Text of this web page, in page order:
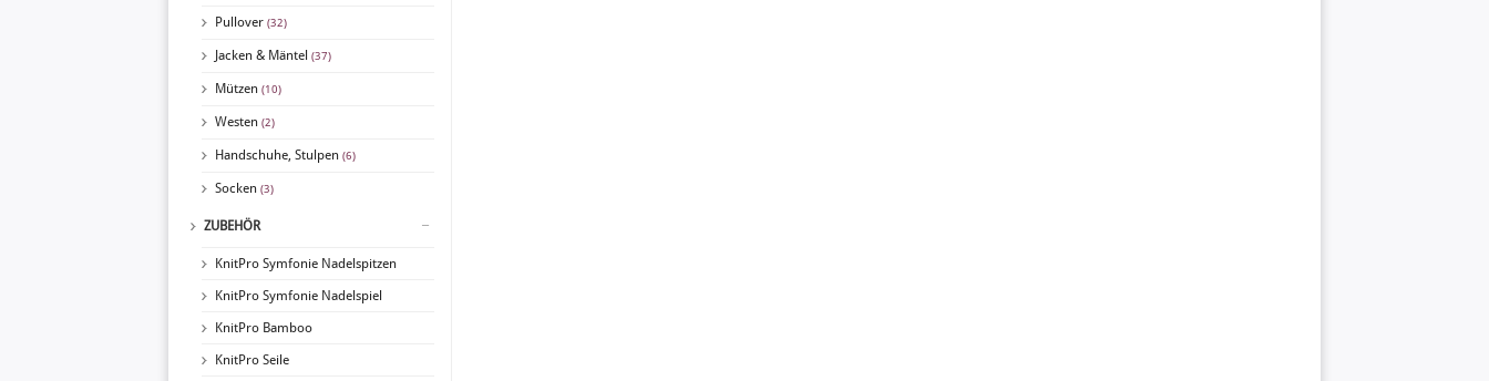
Pullover (32)
Jacken & Mäntel (37)
Mützen (10)
Westen (2)
Handschuhe, Stulpen (6)
Socken (3)
ZUBEHÖR
KnitPro Symfonie Nadelspitzen
KnitPro Symfonie Nadelspiel
KnitPro Bamboo
KnitPro Seile